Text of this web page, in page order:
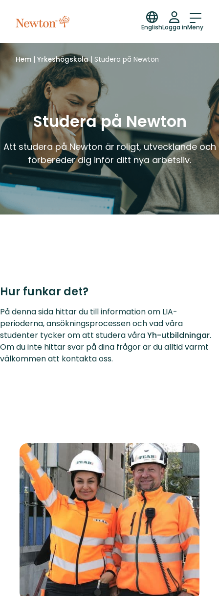
EnglishLogga inMeny
Hem | Yrkeshögskola| Studera på Newton
Studera på Newton
Att studera på Newton är roligt, utvecklande och
förbereder dig inför ditt nya arbetsliv.
Hur funkar det?
På denna sida hittar du till information om LIA-
perioderna, ansökningsprocessen och vad våra
studenter tycker om att studera våraYh-utbildningar.
Om du inte hittar svar på dina frågor är du alltid varmt
välkommen att kontakta oss.